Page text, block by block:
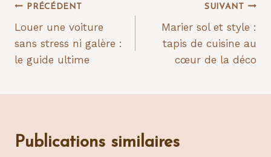
Navigation
de
l’article
PRÉCÉDENT
Louer une voiture
sans stress ni galère :
le guide ultime
SUIVANT
Marier sol et style :
tapis de cuisine au
cœur de la déco
Publications similaires